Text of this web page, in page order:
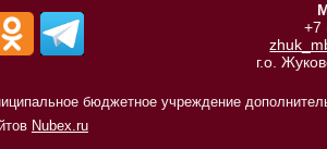
+7
г.о.
бюджетное учреждение
Nubex.ru